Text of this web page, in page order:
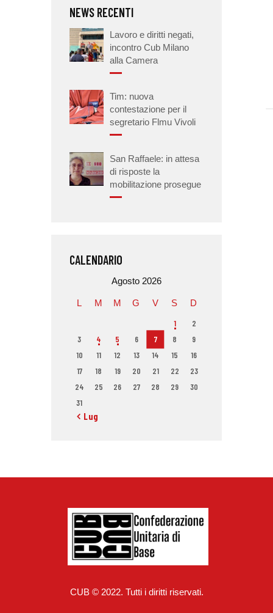
NEWS RECENTI
Lavoro e diritti negati,
incontro Cub Milano
alla Camera
Tim: nuova
contestazione per il
segretario Flmu Vivoli
San Raffaele: in attesa
di risposte la
mobilitazione prosegue
CALENDARIO
Agosto 2026
L M M G V S D
1
2
3
4 5 6 7 8
9
10
11 12 13 14 15
16
17
18 19 20 21 22
23
24
25 26 27 28 29
30
31
« Lug
CUB © 2022. Tutti i diritti riservati.